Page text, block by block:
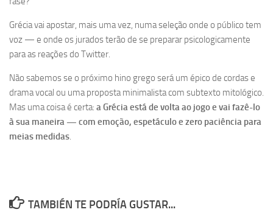
Grécia vai apostar, mais uma vez, numa seleção onde o público tem
voz — e onde os jurados terão de se preparar psicologicamente
para as reações do Twitter.
Não sabemos se o próximo hino grego será um épico de cordas e
drama vocal ou uma proposta minimalista com subtexto mitológico.
Mas uma coisa é certa: a Grécia está de volta ao jogo e vai fazê-lo
à sua maneira — com emoção, espetáculo e zero paciência para
meias medidas.
TAMBIÉN TE PODRÍA GUSTAR...